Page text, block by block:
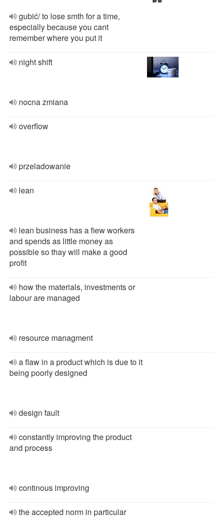
gubić/ to lose smth for a time,
especially because you cant
remember where you put it
night shift
nocna zmiana
overflow
przeladowanie
lean
lean business has a fiew workers
and spends as little money as
possible so thay will make a good
profit
how the materials, investments or
labour are managed
resource managment
a flaw in a product which is due to it
being poorly designed
design fault
constantly improving the product
and process
continous improving
the accepted norm in particular